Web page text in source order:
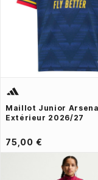
Maillot Junior
Extérieur 2026/27
75,00 €